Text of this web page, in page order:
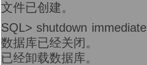
文件已创建。
SQL> shutdown immediate
数据库已经关闭。
已经卸载数据库。